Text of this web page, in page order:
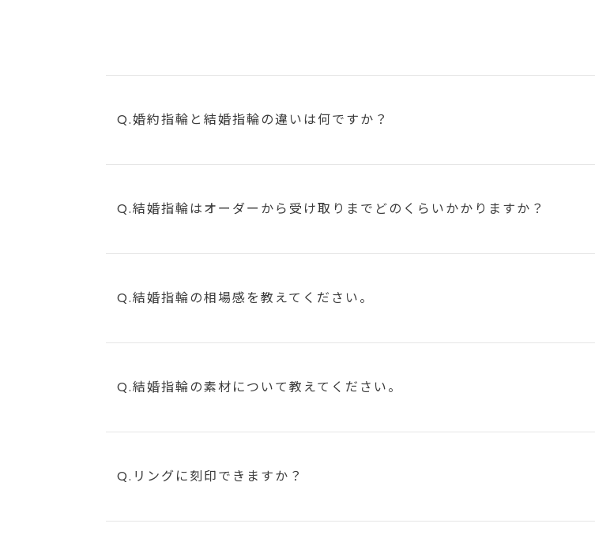
Q.婚約指輪と結婚指輪の違いは何ですか？
Q.結婚指輪はオーダーから受け取りまで どのくらいかかりますか？
Q.結婚指輪の相場感を教えてください。
Q.結婚指輪の素材について教えてください。
Q.リングに刻印できますか？